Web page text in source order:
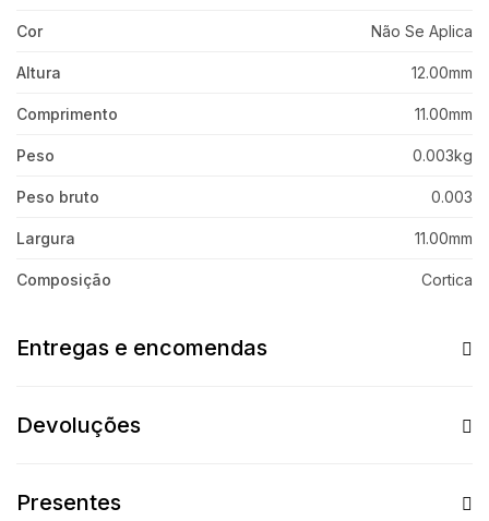
Cor Não Se Aplica
Altura 12.00mm
Comprimento 11.00mm
Peso 0.003kg
Peso bruto 0.003
Largura 11.00mm
Composição Cortica
Entregas e encomendas
Devoluções
Presentes